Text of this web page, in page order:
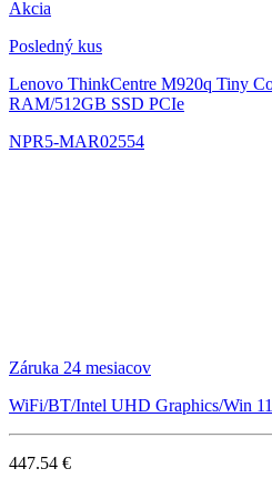
Akcia
Posledný kus
Lenovo ThinkCentre M920q Tiny
RAM/512GB SSD PCIe
NPR5-MAR02554
Záruka 24 mesiacov
WiFi/BT/Intel UHD Graphics/Win
447.54 €